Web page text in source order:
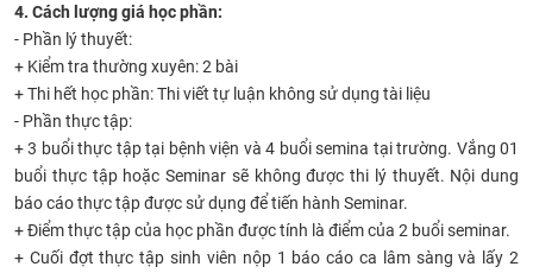
4. Cách lượng giá học phần:
- Phần lý thuyết:
+ Kiểm tra thường xuyên: 2 bài
+ Thi hết học phần: Thi viết tự luận không sử dụng tài liệu
- Phần thực tập:
+ 3 buổi thực tập tại bệnh viện và 4 buổi semina tại trường. Vắng 01
buổi thực tập hoặc Seminar sẽ không được thi lý thuyết. Nội dung
báo cáo thực tập được sử dụng để tiến hành Seminar.
+ Điểm thực tập của học phần được tính là điểm của 2 buổi seminar.
+ Cuối đợt thực tập sinh viên nộp 1 báo cáo ca lâm sàng và lấy 2